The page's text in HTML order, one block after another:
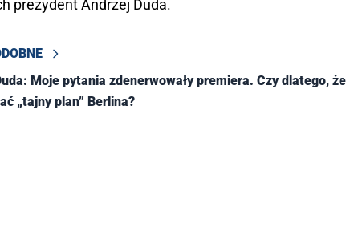
prezydent Andrzej Duda.
Moje pytania zdenerwowały premiera. Czy dlatego, że
„tajny plan” Berlina?